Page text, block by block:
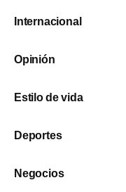
Internacional
Opinión
Estilo de vida
Deportes
Negocios